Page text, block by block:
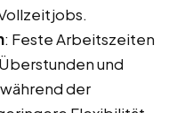
: Feste Arbeitszeiten
und
der